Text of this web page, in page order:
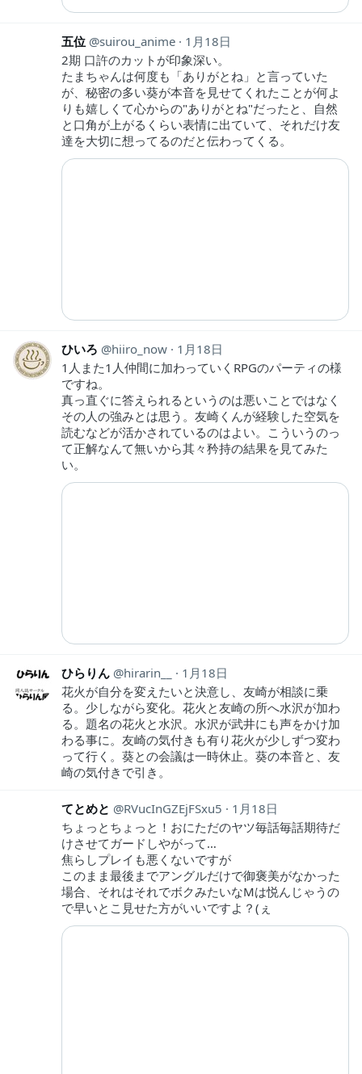
五位 suirou_anime
1月18日
2期 口許のカットが印象深い。
たまちゃんは何度も「ありがとね」と言っていた
が、秘密の多い葵が本音を見せてくれたことが何よ
りも嬉しくて心からの"ありがとね"だったと、自然
と口角が上がるくらい表情に出ていて、それだけ友
達を大切に想ってるのだと伝わってくる。
ひいろ hiiro_now
1月18日
1人また1人仲間に加わっていくRPGのパーティの様
ですね。
真っ直ぐに答えられるというのは悪いことではなく
その人の強みとは思う。友崎くんが経験した空気を
読むなどが活かされているのはよい。こういうのっ
て正解なんて無いから其々矜持の結果を見てみた
い。
ひらりん hirarin__
1月18日
花火が自分を変えたいと決意し、友崎が相談に乗
る。少しながら変化。花火と友崎の所へ水沢が加わ
る。題名の花火と水沢。水沢が武井にも声をかけ加
わる事に。友崎の気付きも有り花火が少しずつ変わ
って行く。葵との会議は一時休止。葵の本音と、友
崎の気付きで引き。
てとめと RVucInGZEjFSxu5
1月18日
ちょっとちょっと！おにただのヤツ毎話毎話期待だ
けさせてガードしやがって…
焦らしプレイも悪くないですが
このまま最後までアングルだけで御褒美がなかった
場合、それはそれでボクみたいなMは悦んじゃうの
で早いとこ見せた方がいいですよ？(ぇ